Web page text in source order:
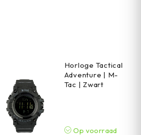
Horloge Tactical
Adventure | M-
Tac | Zwart
Op voorraad